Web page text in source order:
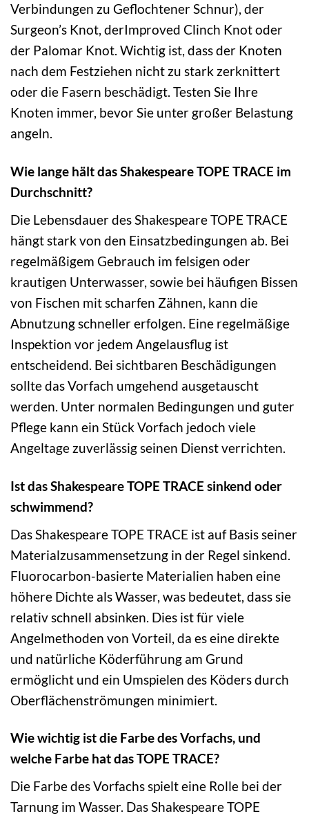
Verbindungen zu Geflochtener Schnur), der
Surgeon’s Knot, derImproved Clinch Knot oder
der Palomar Knot. Wichtig ist, dass der Knoten
nach dem Festziehen nicht zu stark zerknittert
oder die Fasern beschädigt. Testen Sie Ihre
Knoten immer, bevor Sie unter großer Belastung
angeln.
Wie lange hält das Shakespeare TOPE TRACE im
Durchschnitt?
Die Lebensdauer des Shakespeare TOPE TRACE
hängt stark von den Einsatzbedingungen ab. Bei
regelmäßigem Gebrauch im felsigen oder
krautigen Unterwasser, sowie bei häufigen Bissen
von Fischen mit scharfen Zähnen, kann die
Abnutzung schneller erfolgen. Eine regelmäßige
Inspektion vor jedem Angelausflug ist
entscheidend. Bei sichtbaren Beschädigungen
sollte das Vorfach umgehend ausgetauscht
werden. Unter normalen Bedingungen und guter
Pflege kann ein Stück Vorfach jedoch viele
Angeltage zuverlässig seinen Dienst verrichten.
Ist das Shakespeare TOPE TRACE sinkend oder
schwimmend?
Das Shakespeare TOPE TRACE ist auf Basis seiner
Materialzusammensetzung in der Regel sinkend.
Fluorocarbon-basierte Materialien haben eine
höhere Dichte als Wasser, was bedeutet, dass sie
relativ schnell absinken. Dies ist für viele
Angelmethoden von Vorteil, da es eine direkte
und natürliche Köderführung am Grund
ermöglicht und ein Umspielen des Köders durch
Oberflächenströmungen minimiert.
Wie wichtig ist die Farbe des Vorfachs, und
welche Farbe hat das TOPE TRACE?
Die Farbe des Vorfachs spielt eine Rolle bei der
Tarnung im Wasser. Das Shakespeare TOPE